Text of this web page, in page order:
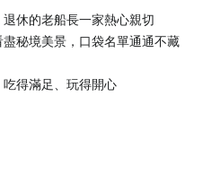
休的老船長一家熱心親切
秘境美景，口袋名單通通不藏